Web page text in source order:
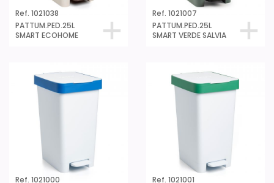
Ref. 1021038
PATTUM.PED.25L
SMART ECOHOME
Ref. 1021007
PATTUM.PED.25L
SMART VERDE SALVIA
Ref. 1021000 Ref. 1021001